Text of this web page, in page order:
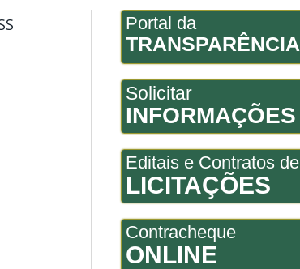
Portal da
TRANSPARÊNCIA
Solicitar
INFORMAÇÕES
Editais e Contratos de
LICITAÇÕES
Contracheque
ONLINE